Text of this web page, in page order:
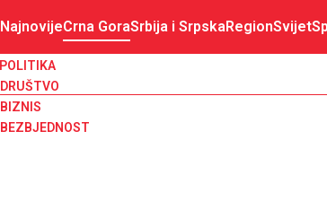
NajnovijeCrna GoraSrbija i SrpskaRegionSvijet
POLITIKA
DRUŠTVO
BIZNIS
BEZBJEDNOST